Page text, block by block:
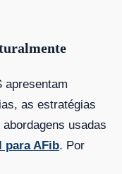
apresentam
as estratégias
usadas
para AFib. Por